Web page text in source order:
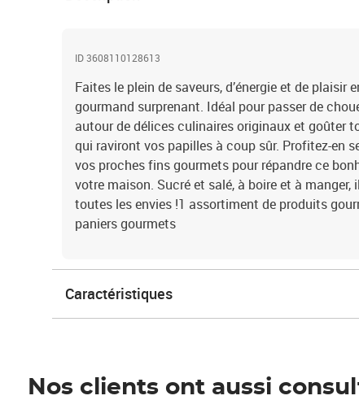
ID 3608110128613
Faites le plein de saveurs, d’énergie et de plaisir
gourmand surprenant. Idéal pour passer de
autour de délices culinaires originaux et goûter
qui raviront vos papilles à coup sûr. Profitez-en
vos proches fins gourmets pour répandre ce
votre maison. Sucré et salé, à boire et à
toutes les envies !1 assortiment de produits
paniers gourmets
Caractéristiques
Nos clients ont aussi